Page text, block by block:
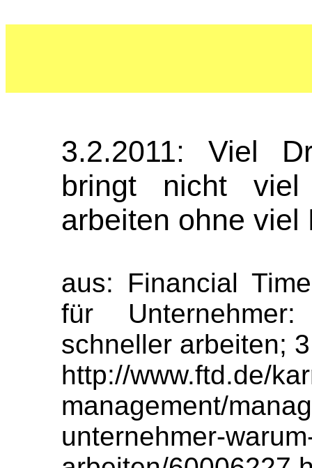
3.2.2011: Viel
bringt nicht
arbeiten ohne viel
aus: Financial
für
schneller arbeiten;
http://www.ftd.de/
management/
unternehmer-